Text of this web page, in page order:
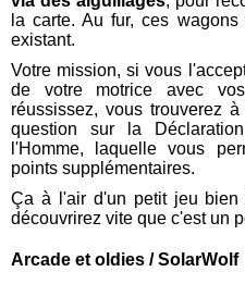
la carte. Au fur, ces
existant.
Votre mission, si vous
de votre motrice avec
réussissez, vous trouverez
question sur la
l'Homme, laquelle vous
points supplémentaires.
Ça à l'air d'un petit jeu bien
découvrirez vite que c'est un
Arcade et oldies / SolarWolf